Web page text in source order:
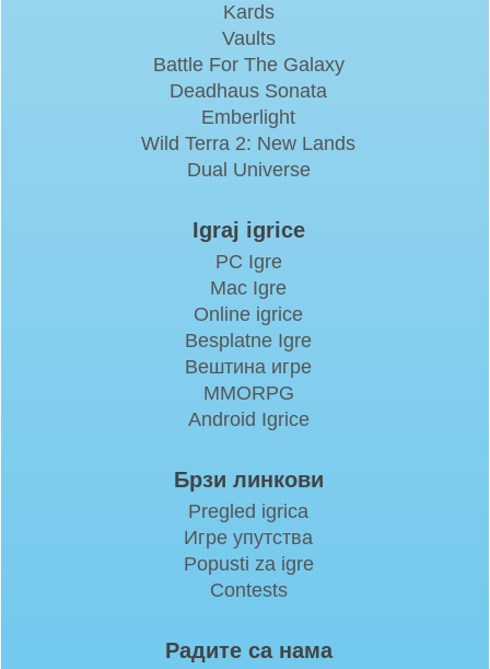
Kards
Vaults
Battle For The Galaxy
Deadhaus Sonata
Emberlight
Wild Terra 2: New Lands
Dual Universe
Igraj igrice
PC Igre
Mac Igre
Online igrice
Besplatne Igre
Вештина игре
MMORPG
Android Igrice
Брзи линкови
Pregled igrica
Игре упутства
Popusti za igre
Contests
Радите са нама